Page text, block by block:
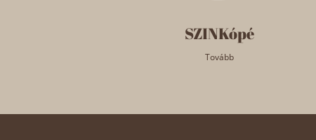
SZINKópé
Tovább